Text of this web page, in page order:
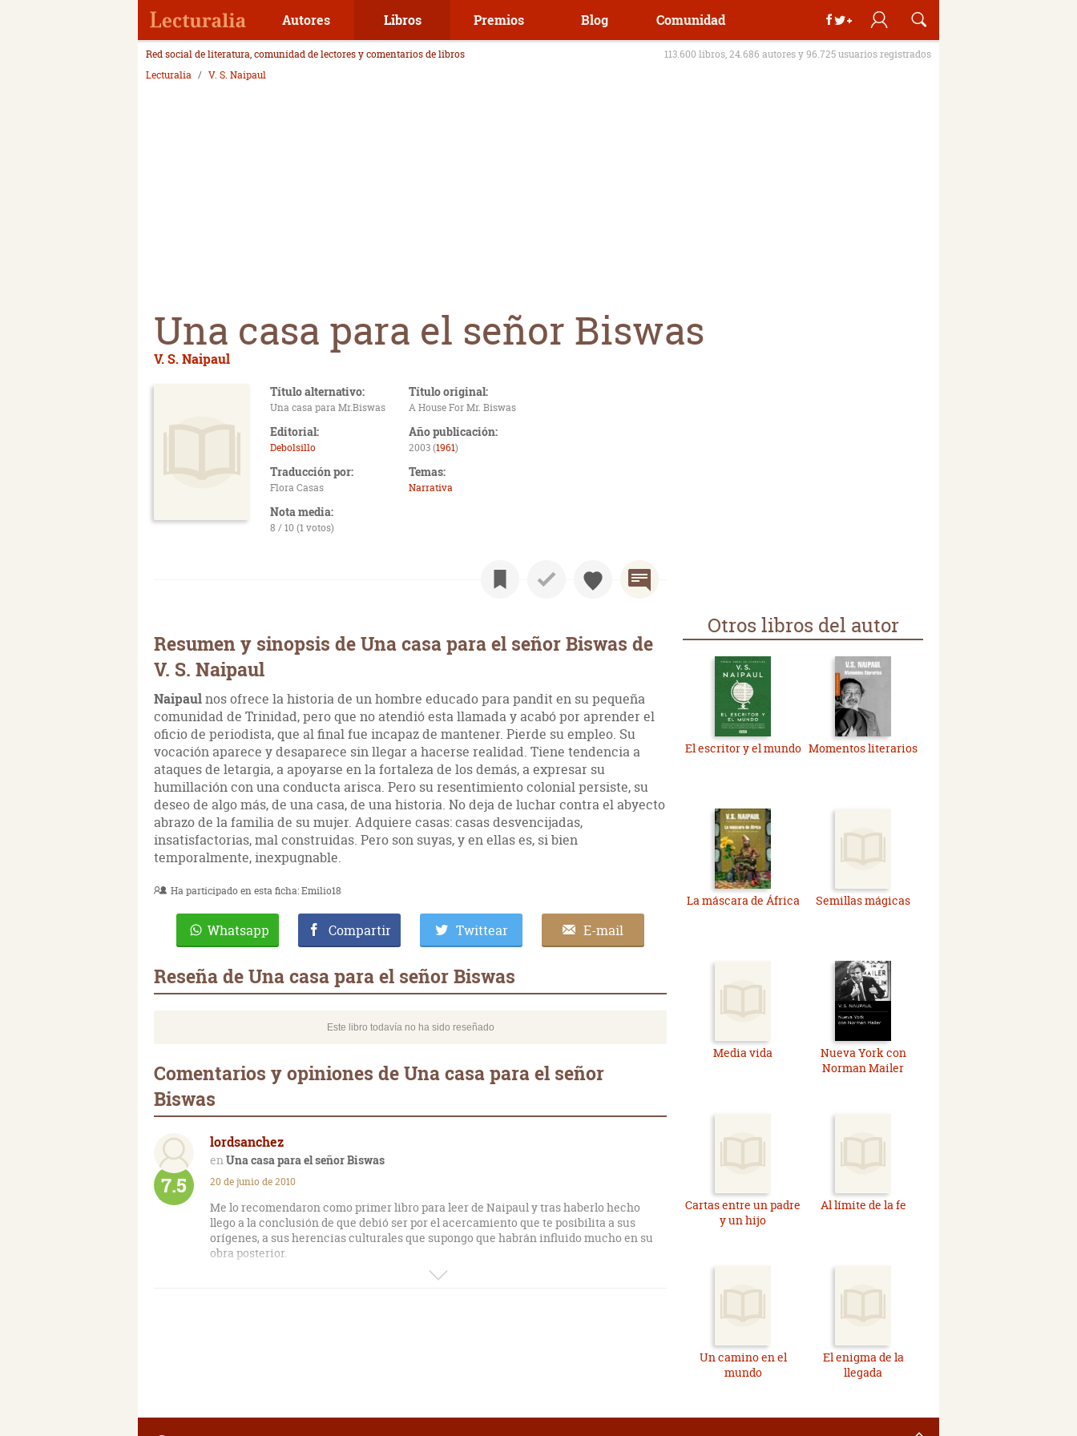
Autores Libros Premios Blog Comunidad
Red social de literatura, comunidad de lectores y comentarios de libros
113.600 libros, 24.686 autores y 96.725 usuarios registrados
Lecturalia
V. S. Naipaul
Una casa para el señor Biswas
V. S. Naipaul
Título alternativo:
Una casa para Mr.Biswas
Título original:
A House For Mr. Biswas
Editorial:
Debolsillo
Año publicación:
2003 (1961)
Traducción por:
Flora Casas
Temas:
Narrativa
Nota media:
8 / 10 (1 votos)
Resumen y sinopsis de Una casa para el señor Biswas de
V. S. Naipaul
Naipaulnos ofrece la historia de un hombre educado para pandit en su pequeña
comunidad de Trinidad, pero que no atendió esta llamada y acabó por aprender el
oficio de periodista, que al final fue incapaz de mantener. Pierde su empleo. Su
vocación aparece y desaparece sin llegar a hacerse realidad. Tiene tendencia a
ataques de letargia, a apoyarse en la fortaleza de los demás, a expresar su
humillación con una conducta arisca. Pero su resentimiento colonial persiste, su
deseo de algo más, de una casa, de una historia. No deja de luchar contra el abyecto
abrazo de la familia de su mujer. Adquiere casas: casas desvencijadas,
insatisfactorias, mal construidas. Pero son suyas, y en ellas es, si bien
temporalmente, inexpugnable.
Ha participado en esta ficha:Emilio18
Whatsapp Compartir Twittear E-mail
Reseña de Una casa para el señor Biswas
Este libro todavía no ha sido reseñado
Comentarios y opiniones de Una casa para el señor
Biswas
lordsanchez
Una casa para el señor Biswas
7.5 20 de junio de 2010
Me lo recomendaron como primer libro para leer de Naipaul y tras haberlo hecho
llego a la conclusión de que debió ser por el acercamiento que te posibilita a sus
orígenes, a sus herencias culturales que supongo que habrán influido mucho en su
obra posterior.
He disfrutado muchos con libros que narran toda la vida de uno o varios personajes,
Naipaul para reírse, aunque sea con cierto amargor, de ese mundo.
Otros libros del autor
El escritor y el mundo Momentos literarios
La máscara de África Semillas mágicas
Media vida
Nueva York con
Norman Mailer
Cartas entre un padre
y un hijo
Al límite de la fe
Un camino en el
mundo
El enigma de la
llegada